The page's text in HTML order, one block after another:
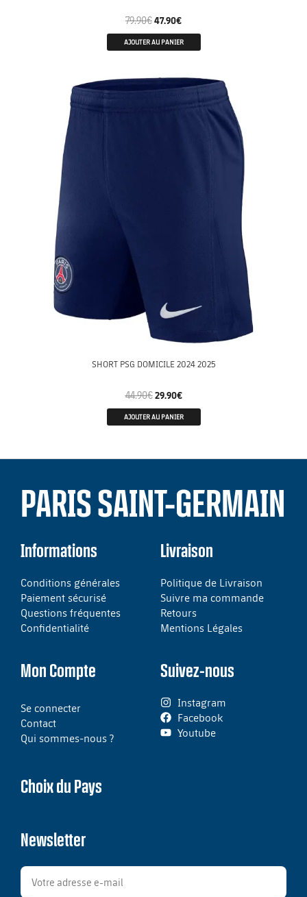
79.90€47.90€
AJOUTER AU PANIER
SHORT PSG DOMICILE 2024 2025
44.90€ 29.90€
AJOUTER AU PANIER
PARIS SAINT-GERMAIN
Informations
Conditions générales
Paiement sécurisé
Questions fréquentes
Confidentialité
Livraison
Politique de Livraison
Suivre ma commande
Retours
Mentions Légales
Mon Compte
Se connecter
Contact
Qui sommes-nous ?
Suivez-nous
Instagram
Facebook
Youtube
Choix du Pays
Newsletter